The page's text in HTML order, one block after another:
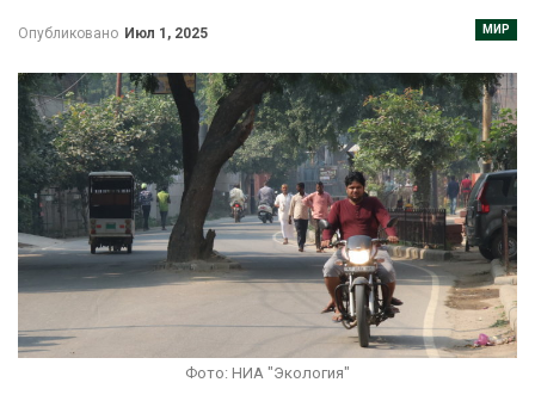
МИР
Опубликовано Июл 1, 2025
Фото: НИА "Экология"